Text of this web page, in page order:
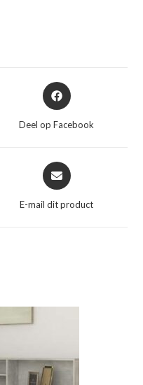
Opent
in
nieuw
Deel op Facebook
Opent
in
nieuw
E-mail dit product